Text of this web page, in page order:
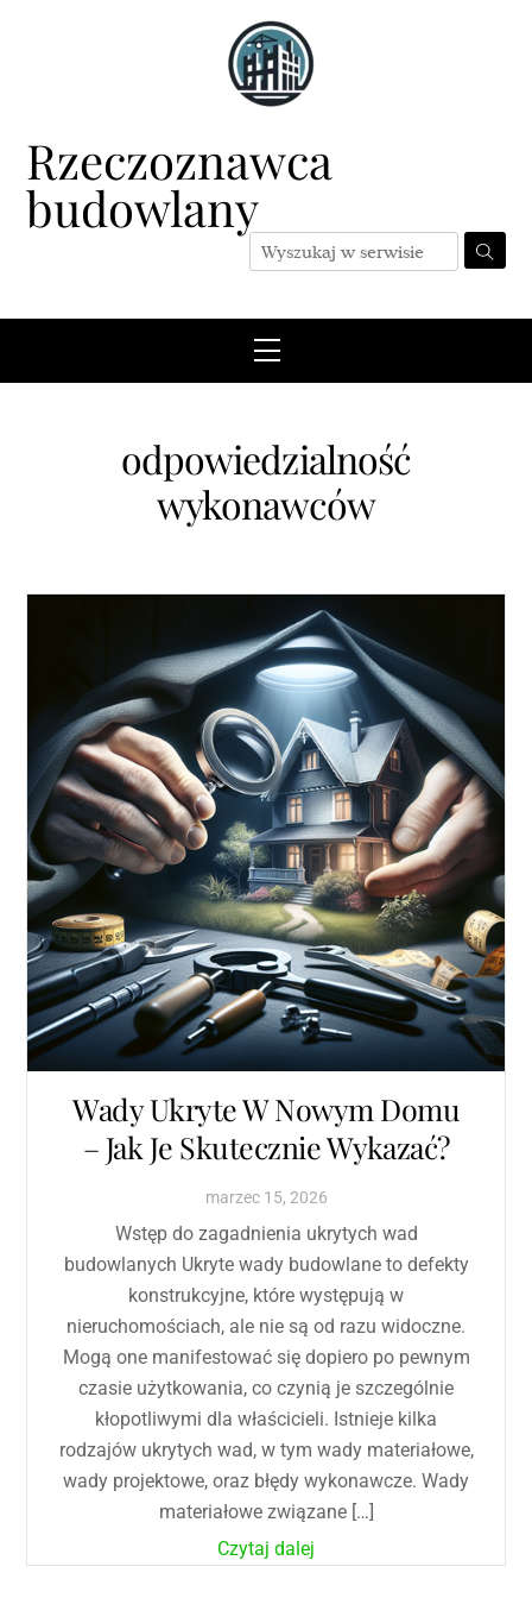
Rzeczoznawca
budowlany
Menu
odpowiedzialność
wykonawców
Wady Ukryte W Nowym Domu
– Jak Je Skutecznie Wykazać?
marzec 15, 2026
Wstęp do zagadnienia ukrytych wad
budowlanych Ukryte wady budowlane to defekty
konstrukcyjne, które występują w
nieruchomościach, ale nie są od razu widoczne.
Mogą one manifestować się dopiero po pewnym
czasie użytkowania, co czynią je szczególnie
kłopotliwymi dla właścicieli. Istnieje kilka
rodzajów ukrytych wad, w tym wady materiałowe,
wady projektowe, oraz błędy wykonawcze. Wady
materiałowe związane […]
Czytaj dalej